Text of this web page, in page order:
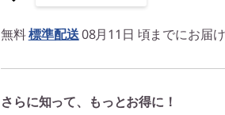
無料標準配送08月11日 頃までにお届
さらに知って、もっとお得に！